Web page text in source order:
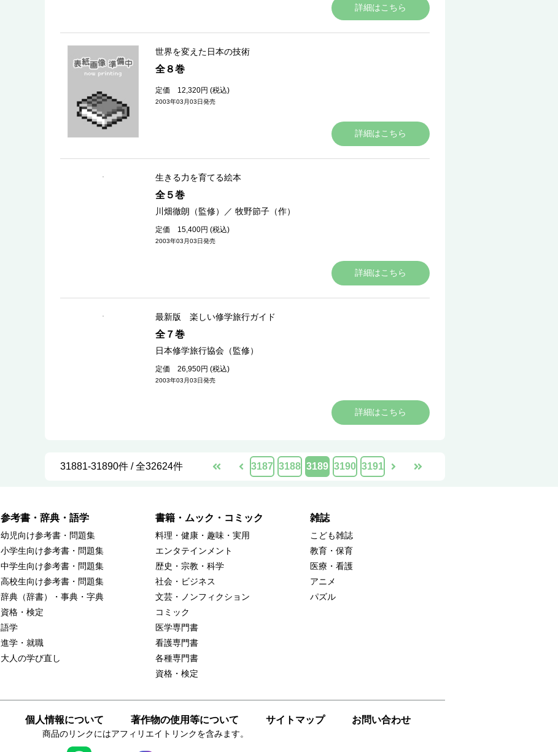
詳細はこちら
世界を変えた日本の技術
全８巻
定価 12,320円 (税込)
2003年03月03日発売
詳細はこちら
生きる力を育てる絵本
全５巻
川畑徹朗（監修） ／ 牧野節子（作）
定価 15,400円 (税込)
2003年03月03日発売
詳細はこちら
最新版 楽しい修学旅行ガイド
全７巻
日本修学旅行協会（監修）
定価 26,950円 (税込)
2003年03月03日発売
詳細はこちら
31881-31890件 / 全32624件 3187 3188 3189 3190 3191
参考書・辞典・語学
幼児向け参考書・問題集
小学生向け参考書・問題集
中学生向け参考書・問題集
高校生向け参考書・問題集
辞典（辞書）・事典・字典
資格・検定
語学
進学・就職
大人の学び直し
書籍・ムック・コミック
料理・健康・趣味・実用
エンタテインメント
歴史・宗教・科学
社会・ビジネス
文芸・ノンフィクション
コミック
医学専門書
看護専門書
各種専門書
資格・検定
雑誌
こども雑誌
教育・保育
医療・看護
アニメ
パズル
個人情報について 著作物の使用等について サイトマップ お問い合わせ
商品のリンクにはアフィリエイトリンクを含みます。